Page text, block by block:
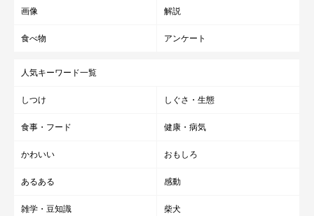
画像 解説
食べ物 アンケート
人気キーワード一覧
しつけ しぐさ・生態
食事・フード 健康・病気
かわいい おもしろ
あるある 感動
雑学・豆知識 柴犬